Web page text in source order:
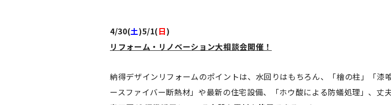
4/30(土)5/1(日)
リフォーム・リノベーション大相談会開催！
納得デザインリフォームのポイントは、水回りはもちろん、「檜の柱」「漆
ースファイバー断熱材」や最新の住宅設備、「ホウ酸による防蟻処理」、丈